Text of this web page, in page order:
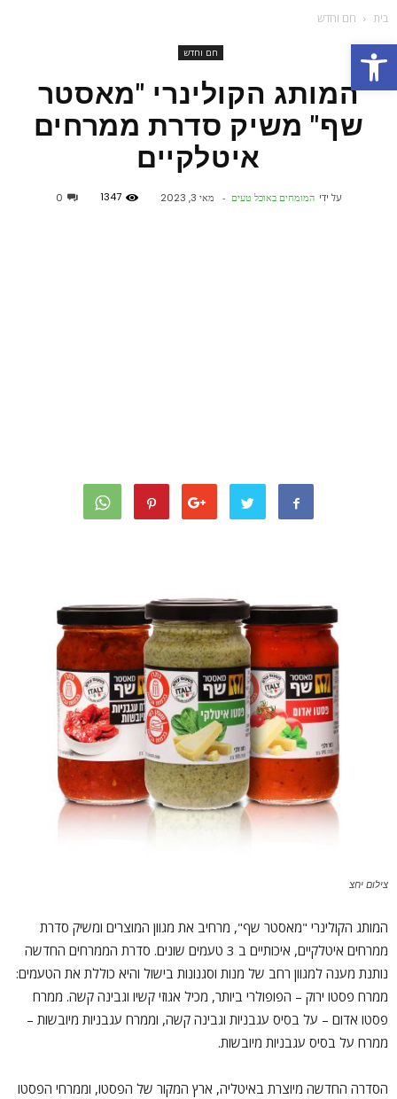
פתח סרגל נגישות
בית חם וחדש
חם וחדש
המותג הקולינרי "מאסטר
שף" משיק סדרת ממרחים
איטלקיים
על ידי המומחים באוכל טעים - מאי 3, 2023 1347
0
צילום יחצ
המותג הקולינרי "מאסטר שף", מרחיב את מגוון המוצרים ומשיק סדרת
ממרחים איטלקיים, איכותיים ב 3 טעמים שונים. סדרת הממרחים החדשה
נותנת מענה למגוון רחב של מנות וסגנונות בישול והיא כוללת את הטעמים:
ממרח פסטו ירוק – הפופולרי ביותר, מכיל אגוזי קשיו וגבינה קשה. ממרח
פסטו אדום – על בסיס עגבניות וגבינה קשה, וממרח עגבניות מיובשות –
ממרח על בסיס עגבניות מיובשות.
הסדרה החדשה מיוצרת באיטליה, ארץ המקור של הפסטו, וממרחי הפסטו